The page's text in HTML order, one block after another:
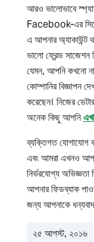
আরও ভালোভাবে
Facebook-এর
এ আপনার
ভালো ফ্রেন্ড সাজেশন
যেমন, আপনি কখনো
কোম্পানির বিজ্ঞাপন
করেছেন। নিজের
অনেক কিছু আপনি
ব্যক্তিগত যোগাযোগ
এবং আমরা এখনও
নির্ভরযোগ্য
আপনার ফিডব্যাক
জন্য আপনাকে
২৫ আগস্ট, ২০১৬